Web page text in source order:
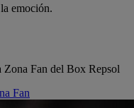
emoción.
Zona Fan del Box Repsol
Fan